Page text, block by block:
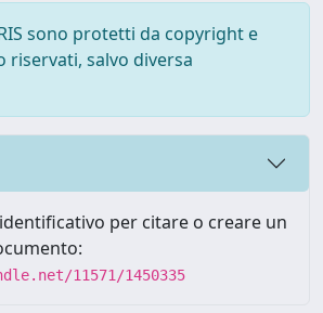
sono protetti da copyright e
salvo diversa
per citare o creare un
11571/1450335